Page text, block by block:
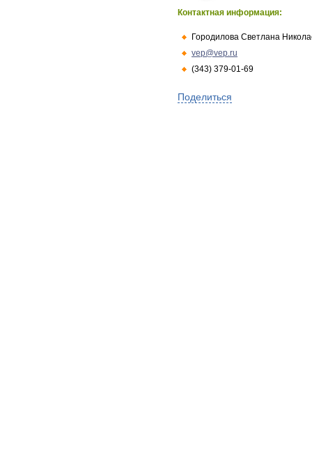
Контактная информация:
Городилова Светлана
vep@vep.ru
(343) 379-01-69
Поделиться